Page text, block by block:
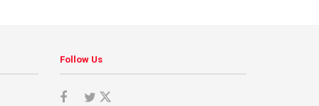
Follow Us